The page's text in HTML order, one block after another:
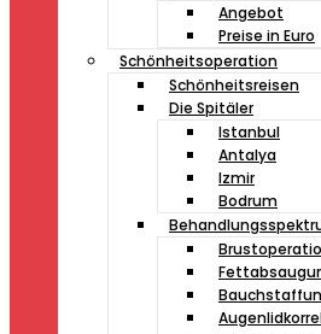
Angebot
Preise in Euro
Schönheitsoperation
Schönheitsreisen
Die Spitäler
Istanbul
Antalya
Izmir
Bodrum